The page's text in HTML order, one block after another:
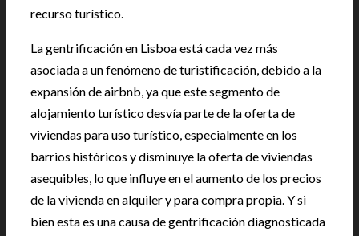
recurso turístico.
La gentrificación en Lisboa está cada vez más
asociada a un fenómeno de turistificación, debido a la
expansión de airbnb, ya que este segmento de
alojamiento turístico desvía parte de la oferta de
viviendas para uso turístico, especialmente en los
barrios históricos y disminuye la oferta de viviendas
asequibles, lo que influye en el aumento de los precios
de la vivienda en alquiler y para compra propia. Y si
bien esta es una causa de gentrificación diagnosticada